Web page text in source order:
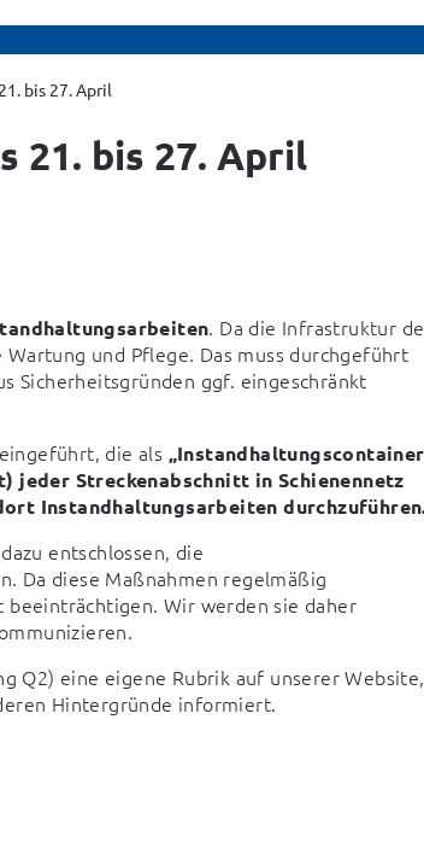
bis 27. April
21. bis 27. April
. Da die Infrastruktur
und Pflege. Das muss durchgeführt
Sicherheitsgründen ggf. eingeschränkt
die als
jeder Streckenabschnitt in Schienennetz
Instandhaltungsarbeiten
entschlossen, die
Da diese Maßnahmen regelmäßig
Wir werden sie daher
Q2) eine eigene Rubrik auf unserer Website,
Hintergründe informiert.